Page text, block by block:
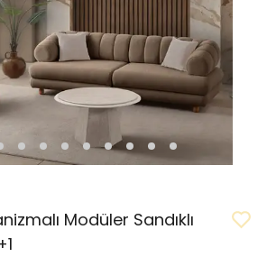
Modüler Sandıklı